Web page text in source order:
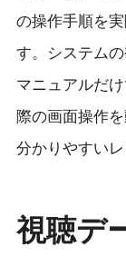
の操作手順を
す。システム
マニュアルだ
際の画面操作
分かりやすい
視聴デ